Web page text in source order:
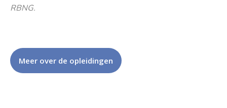
RBNG.
Meer over de opleidingen